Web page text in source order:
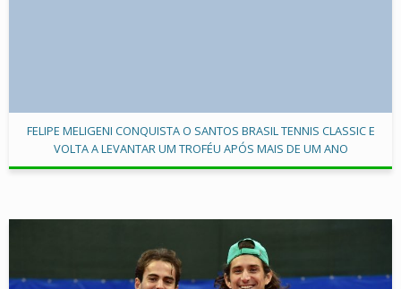
FELIPE MELIGENI CONQUISTA O SANTOS BRASIL TENNIS CLASSIC E
VOLTA A LEVANTAR UM TROFÉU APÓS MAIS DE UM ANO